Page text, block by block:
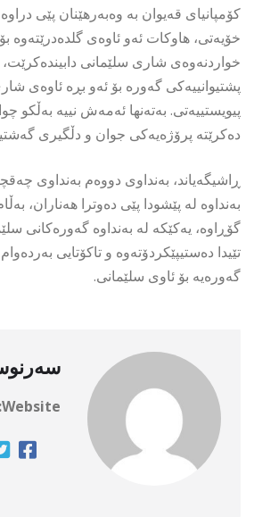
کۆمپانیای قەیوان بە وەبەرهێنان پێی
خۆیەتی، هاوکات ئەو ئاوەی گلدەدرێتەوە
خواردنەوەی شاری سلێمانی
پشتیوانییەکی گەورە بۆ ئەو بڕە ئاوەی
پیویستییەتی. بەتەنها ئەمەش نییە بەڵکو
دەکرێتە پرۆژەیەکی جوان و دڵگیری
ڕاشیگەیاند، بەنداوی دووەم بەنداوی
بەنداوە لە پێشودا پێی دەوترا هەناران،
گۆڕاوە، یەکێکە لە بەنداوە گەورەکانی
تێیدا دەستیپێکردۆتەوە و تاکۆتایی
گەورەیە بۆ ئاوی سلێمانی.
Website: